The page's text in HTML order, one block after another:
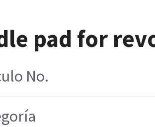
pad for
No.